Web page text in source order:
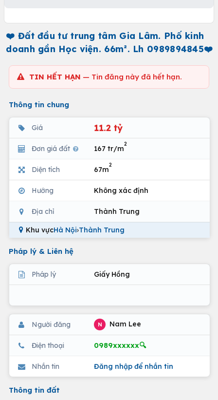
❤️ Đất đầu tư trung tâm Gia Lâm. Phố kinh
doanh gần Học viện. 66m². Lh 0989894845❤️
TIN HẾT HẠN — Tin đăng này đã hết hạn.
Thông tin chung
Giá 11.2 tỷ
Đơn giá đất 167 tr/m
2
Diện tích 67m
2
Hướng Không xác định
Địa chỉ Thành Trung
Khu vựcHà Nội›Thành Trung
Pháp lý & Liên hệ
Pháp lý Giấy Hồng
Người đăng N Nam Lee
Điện thoại 0989xxxxxx🔍
Nhắn tin Đăng nhập để nhắn tin
Thông tin đất